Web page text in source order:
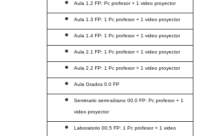
Aula 1.2 FP: Pc profesor + 1 video proyector
Aula 1.3 FP: 1 Pc profesor + 1 video proyector
Aula 1.4 FP: 1 Pc profesor + 1 video proyector
Aula 2.1 FP: 1 Pc profesor + 1 video proyector
Aula 2.2 FP: 1 Pc profesor + 1 video proyector
Aula Grados 0.0 FP
Seminario semi-sótano 00.0 FP: Pc profesor + 1
video proyector
Laboratorio 00.5 FP: 1 Pc profesor + 1 video